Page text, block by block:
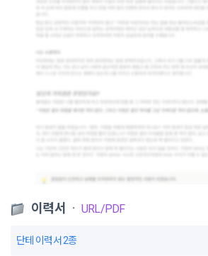
이력서 ㆍ URL/PDF
단테 이력서 2종